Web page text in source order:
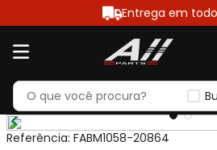
Entrega em
Referência: FABM1058-20864